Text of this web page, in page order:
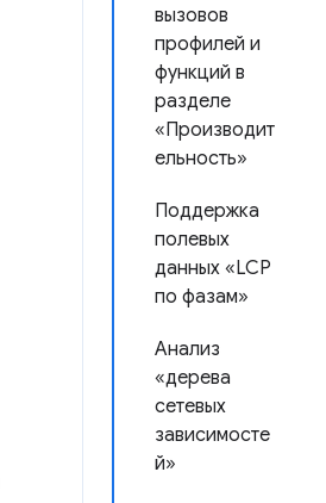
вызовов
профилей и
функций в
разделе
«Производит
ельность»
Поддержка
полевых
данных «LCP
по фазам»
Анализ
«дерева
сетевых
зависимосте
й»